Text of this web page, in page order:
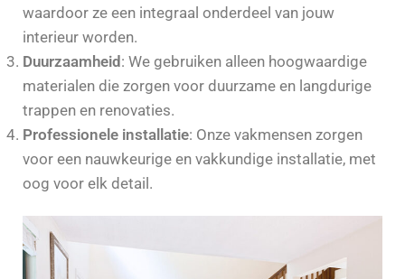
waardoor ze een integraal onderdeel van jouw
interieur worden.
Duurzaamheid : We gebruiken alleen hoogwaardige
materialen die zorgen voor duurzame en langdurige
trappen en renovaties.
Professionele installatie: Onze vakmensen zorgen
voor een nauwkeurige en vakkundige installatie, met
oog voor elk detail.